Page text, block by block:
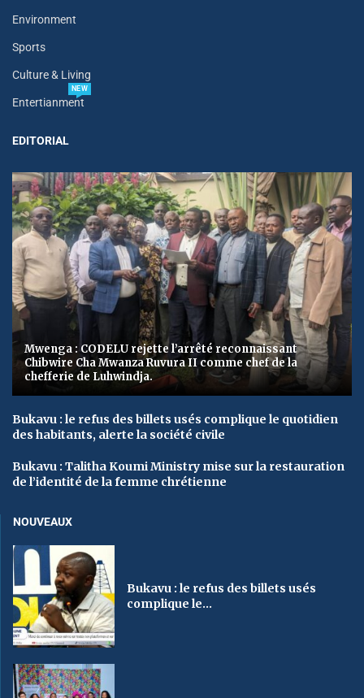
Environment
Sports
Culture & Living
Entertianment
NEW
EDITORIAL
Mwenga : CODELU rejette l’arrêté reconnaissant
Chibwire Cha Mwanza Ruvura II comme chef de la
chefferie de Luhwindja.
Bukavu : le refus des billets usés complique le quotidien
des habitants, alerte la société civile
Bukavu : Talitha Koumi Ministry mise sur la restauration
de l’identité de la femme chrétienne
NOUVEAUX
Bukavu : le refus des billets usés
complique le...